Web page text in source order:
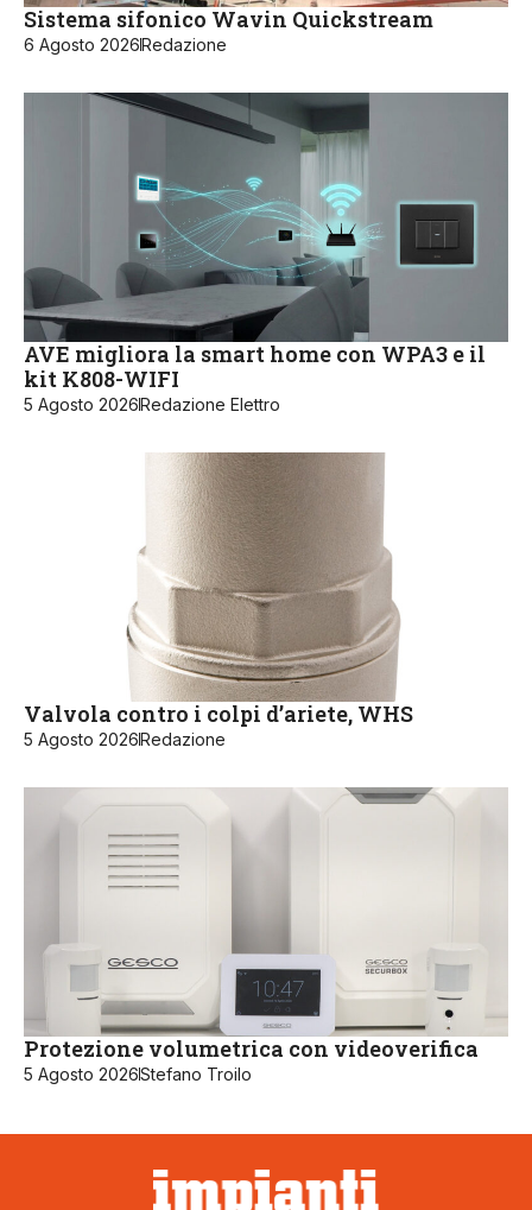
Sistema sifonico Wavin Quickstream
6 Agosto 2026Redazione
AVE migliora la smart home con WPA3 e il
kit K808-WIFI
5 Agosto 2026Redazione Elettro
Valvola contro i colpi d’ariete, WHS
5 Agosto 2026Redazione
Protezione volumetrica con videoverifica
5 Agosto 2026Stefano Troilo